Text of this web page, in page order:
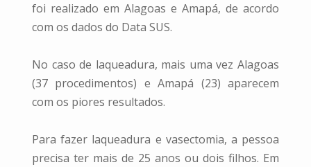
foi realizado em Alagoas e Amapá, de acordo
com os dados do Data SUS.
No caso de laqueadura, mais uma vez Alagoas
(37 procedimentos) e Amapá (23) aparecem
com os piores resultados.
Para fazer laqueadura e vasectomia, a pessoa
precisa ter mais de 25 anos ou dois filhos. Em